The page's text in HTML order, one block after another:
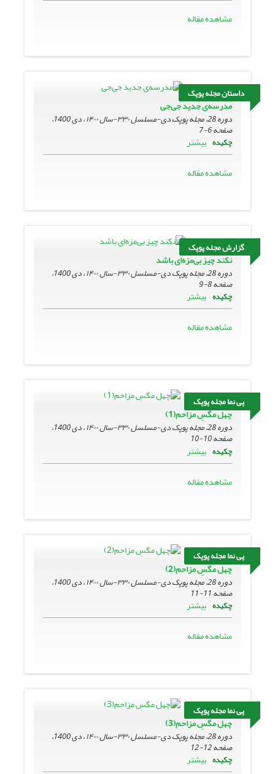
مشاهده مقاله
داستان مجله پوپک
مدرسه‌ی جدید جی‌جی
دوره 28، مجله پوپک دی-مسلسل ۳۳۰-سال ۱۴۰۰ ، دی 1400،
صفحه6-7
چکیده بیشتر
مشاهده مقاله
گزارش مجله پوپک
نکند چیز بی‌مزه‌ای باشد
دوره 28، مجله پوپک دی-مسلسل ۳۳۰-سال ۱۴۰۰ ، دی 1400،
صفحه8-9
چکیده بیشتر
مشاهده مقاله
پی نما مجله پوپک
چهل مگسِ مزاحم(1)
دوره 28، مجله پوپک دی-مسلسل ۳۳۰-سال ۱۴۰۰ ، دی 1400،
صفحه10-10
چکیده بیشتر
مشاهده مقاله
پی نما مجله پوپک
چهل مگسِ مزاحم(2)
دوره 28، مجله پوپک دی-مسلسل ۳۳۰-سال ۱۴۰۰ ، دی 1400،
صفحه11-11
چکیده بیشتر
مشاهده مقاله
پی نما مجله پوپک
چهل مگسِ مزاحم(3)
دوره 28، مجله پوپک دی-مسلسل ۳۳۰-سال ۱۴۰۰ ، دی 1400،
صفحه12-12
چکیده بیشتر